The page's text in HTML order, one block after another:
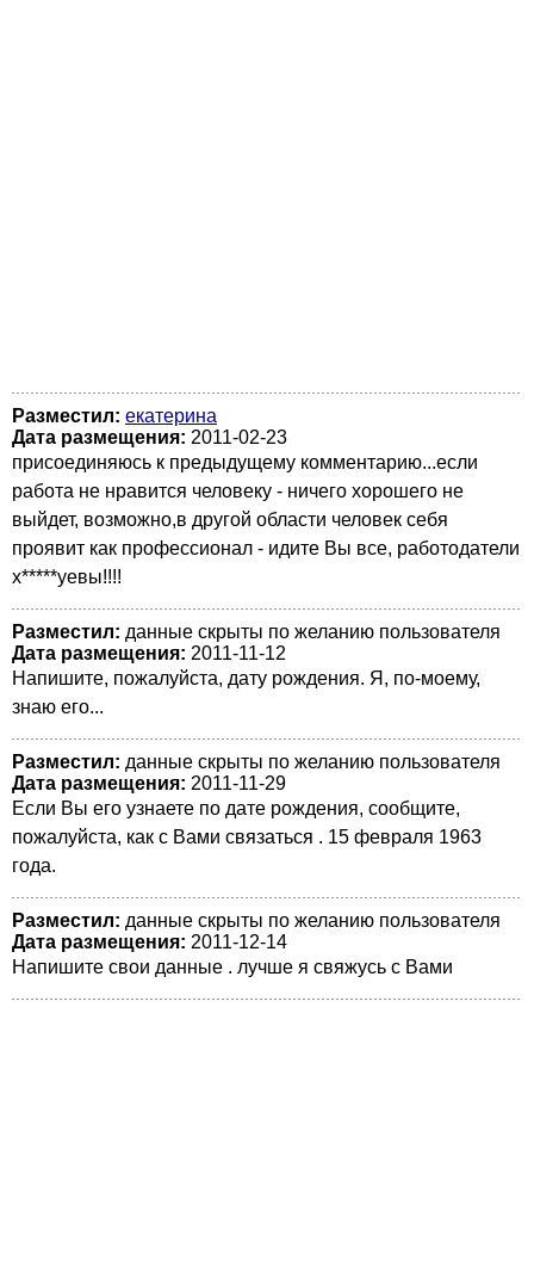
Разместил: екатерина
Дата размещения: 2011-02-23
присоединяюсь к предыдущему комментарию...если
работа не нравится человеку - ничего хорошего не
выйдет, возможно,в другой области человек себя
проявит как профессионал - идите Вы все, работодатели
х*****уевы!!!!
Разместил: данные скрыты по желанию пользователя
Дата размещения: 2011-11-12
Напишите, пожалуйста, дату рождения. Я, по-моему,
знаю его...
Разместил: данные скрыты по желанию пользователя
Дата размещения: 2011-11-29
Если Вы его узнаете по дате рождения, сообщите,
пожалуйста, как с Вами связаться . 15 февраля 1963
года.
Разместил: данные скрыты по желанию пользователя
Дата размещения: 2011-12-14
Напишите свои данные . лучше я свяжусь с Вами